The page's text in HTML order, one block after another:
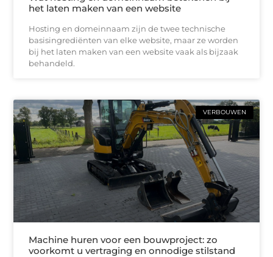
het laten maken van een website
Hosting en domeinnaam zijn de twee technische
basisingrediënten van elke website, maar ze worden
bij het laten maken van een website vaak als bijzaak
behandeld.
VERBOUWEN
Machine huren voor een bouwproject: zo
voorkomt u vertraging en onnodige stilstand